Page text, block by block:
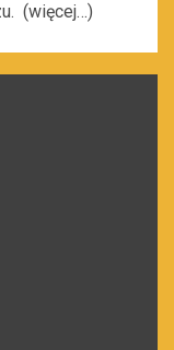
(więcej…)